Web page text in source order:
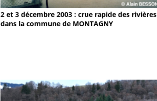
2 et 3 décembre 2003 : crue rapide des rivières
dans la commune de MONTAGNY